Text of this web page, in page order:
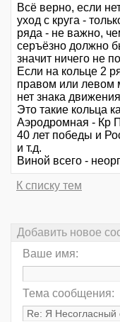
Всё верно, если
уход с круга -
ряда - не важно,
серъёзно должно
значит ничего не
Если на кольце 2
правом или левом
нет знака
Это такие кольца
Аэродромная - Кр
40 лет победы и
и т.д.
Виной всего -
К списку тем
Добавить новое
Ваше имя:
Тема сообщения: